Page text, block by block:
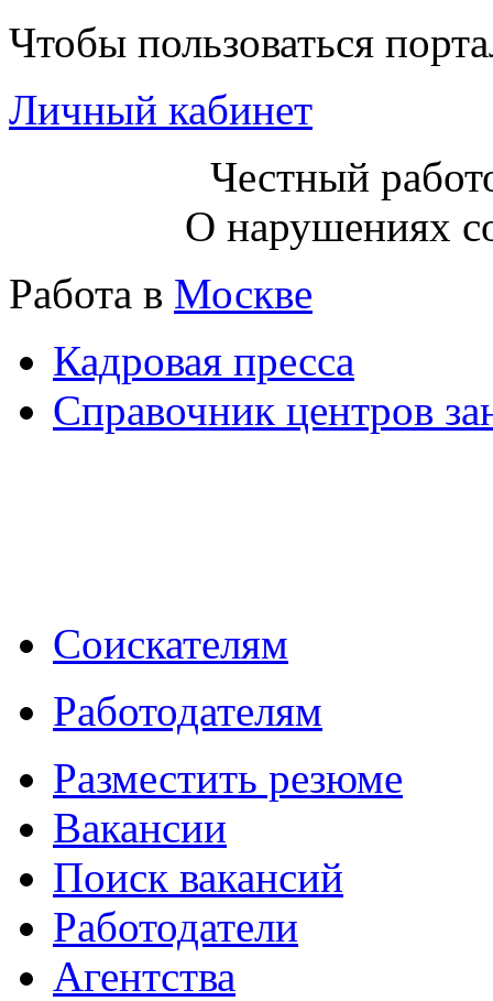
Чтобы пользоваться
Личный кабинет
Честный
О нарушениях
Работа в Москве
Кадровая пресса
Справочник центров
Соискателям
Работодателям
Разместить резюме
Вакансии
Поиск вакансий
Работодатели
Агентства